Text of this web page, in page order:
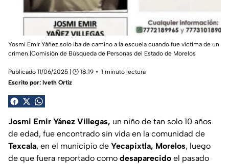
Yosmi Emir Yáñez solo iba de camino a la escuela cuando fue víctima de un
crimen.|Comisión de Búsqueda de Personas del Estado de Morelos
Publicado 11/06/2025 | 🕑 18:19
1 minuto lectura
Escrito por: Iveth Ortiz
Josmi Emir Yánez Villegas, un niño de tan solo 10 años
de edad, fue encontrado sin vida en la comunidad de
Texcala, en el municipio de Yecapixtla, Morelos, luego
de que fuera reportado como desaparecido el pasado